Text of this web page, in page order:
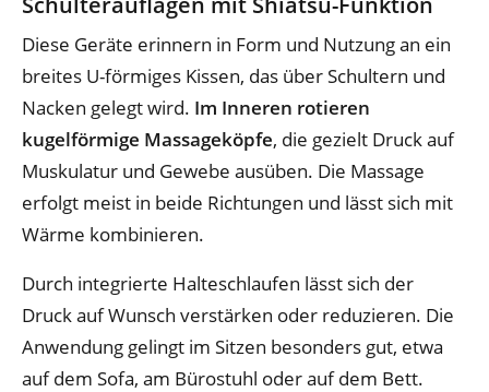
Diese Geräte erinnern in Form und Nutzung an ein
breites U-förmiges Kissen, das über Schultern und
Nacken gelegt wird. Im Inneren rotieren
kugelförmige Massageköpfe, die gezielt Druck auf
Muskulatur und Gewebe ausüben. Die Massage
erfolgt meist in beide Richtungen und lässt sich mit
Wärme kombinieren.
Durch integrierte Halteschlaufen lässt sich der
Druck auf Wunsch verstärken oder reduzieren. Die
Anwendung gelingt im Sitzen besonders gut, etwa
auf dem Sofa, am Bürostuhl oder auf dem Bett.